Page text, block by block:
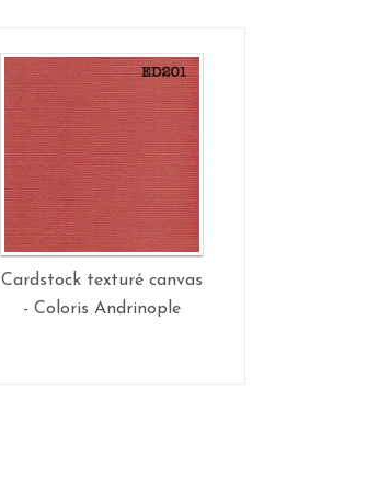
Cardstock texturé canvas
- Coloris Andrinople